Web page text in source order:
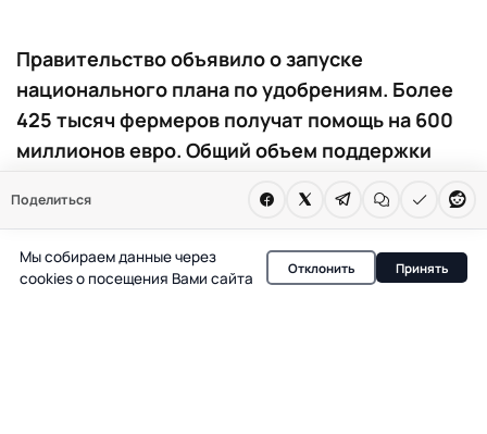
Поделиться
Правительство объявило о запуске
национального плана по удобрениям. Более
425 тысяч фермеров получат помощь на 600
миллионов евро. Общий объем поддержки
Власти Испании объявили о запуске нового
масштабного плана по развитию производства
удобрений, который должен быть готов к первому
Мы собираем данные через
cookies о посещения Вами сайта
Отклонить Принять